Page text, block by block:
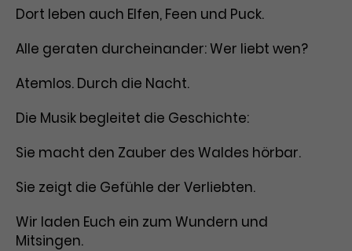
Dort leben auch Elfen, Feen und Puck.
Alle geraten durcheinander: Wer liebt wen?
Atemlos. Durch die Nacht.
Die Musik begleitet die Geschichte:
Sie macht den Zauber des Waldes hörbar.
Sie zeigt die Gefühle der Verliebten.
Wir laden Euch ein zum Wundern und
Mitsingen.